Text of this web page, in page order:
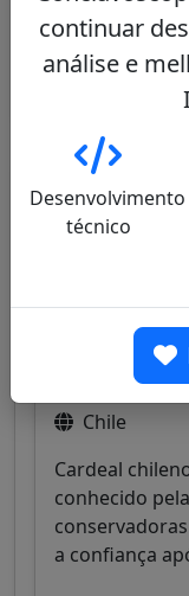
Outros
Chile
Cardeal
conhecido
a confiança
continuar
análise e
Desenvolvimento
técnico